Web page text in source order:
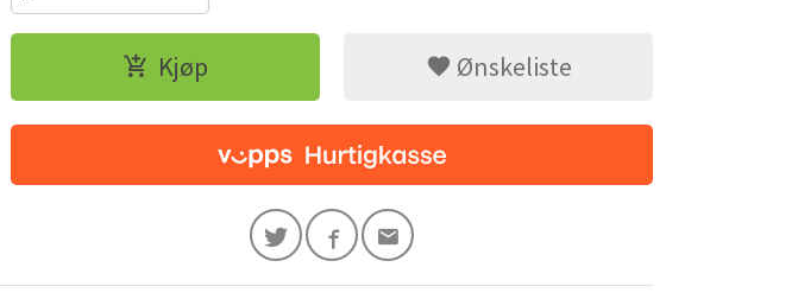
Kjøp Ønskeliste